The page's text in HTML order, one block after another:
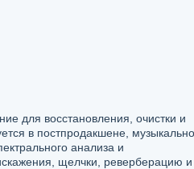
для восстановления, очистки и
в постпродакшене,
анализа и
щелчки, реверберацию и